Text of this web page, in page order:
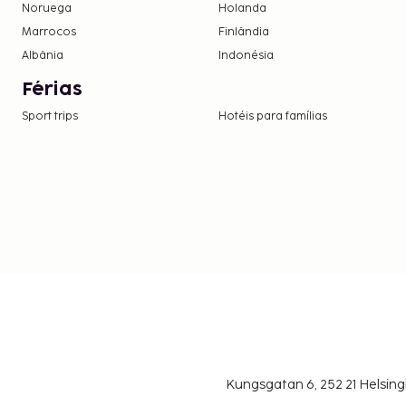
Noruega
Holanda
Marrocos
Finlândia
Albânia
Indonésia
Férias
Sport trips Hotéis para famílias
Kungsgatan 6, 252 21